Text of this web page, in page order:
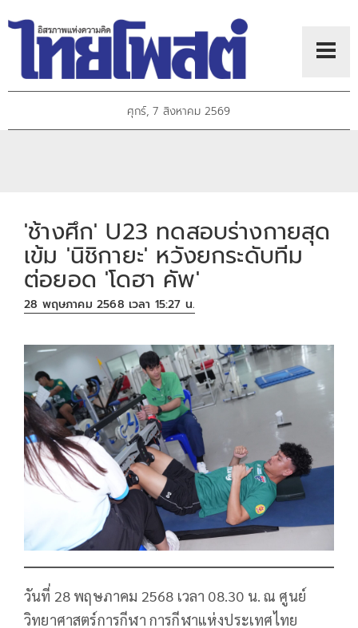
ศุกร์, 7 สิงหาคม 2569
'ช้างศึก' U23 ทดสอบร่างกายสุด
เข้ม 'นิชิกายะ' หวังยกระดับทีม
ต่อยอด 'โดฮา คัพ'
28 พฤษภาคม 2568 เวลา 15:27 น.
วันที่ 28 พฤษภาคม 2568 เวลา 08.30 น. ณ ศูนย์
วิทยาศาสตร์การกีฬา การกีฬาแห่งประเทศไทย